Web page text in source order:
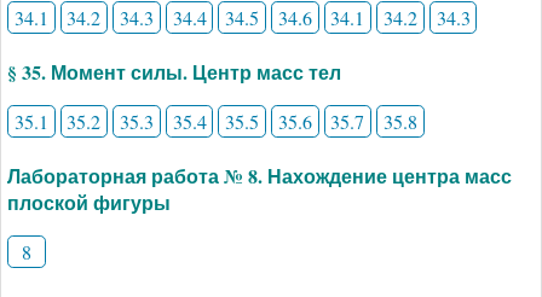
34.1 34.2 34.3 34.4 34.5 34.6 34.1 34.2 34.3
§ 35. Момент силы. Центр масс тел
35.1 35.2 35.3 35.4 35.5 35.6 35.7 35.8
Лабораторная работа № 8. Нахождение центра масс
плоской фигуры
8